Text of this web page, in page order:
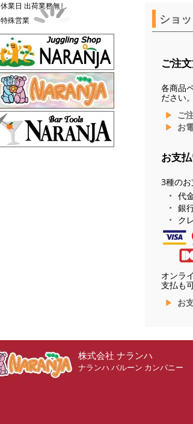
休業日 出荷業務無し
特殊営業
ショ
ご注
各商品
ださい。
ご
お
お支
3種のお
代
銀
ク
オンラ
支払も
お
株式会社 ナランハ
ナランハ バルーン カンパニー